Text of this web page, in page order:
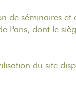
de séminaires
dont le
du site